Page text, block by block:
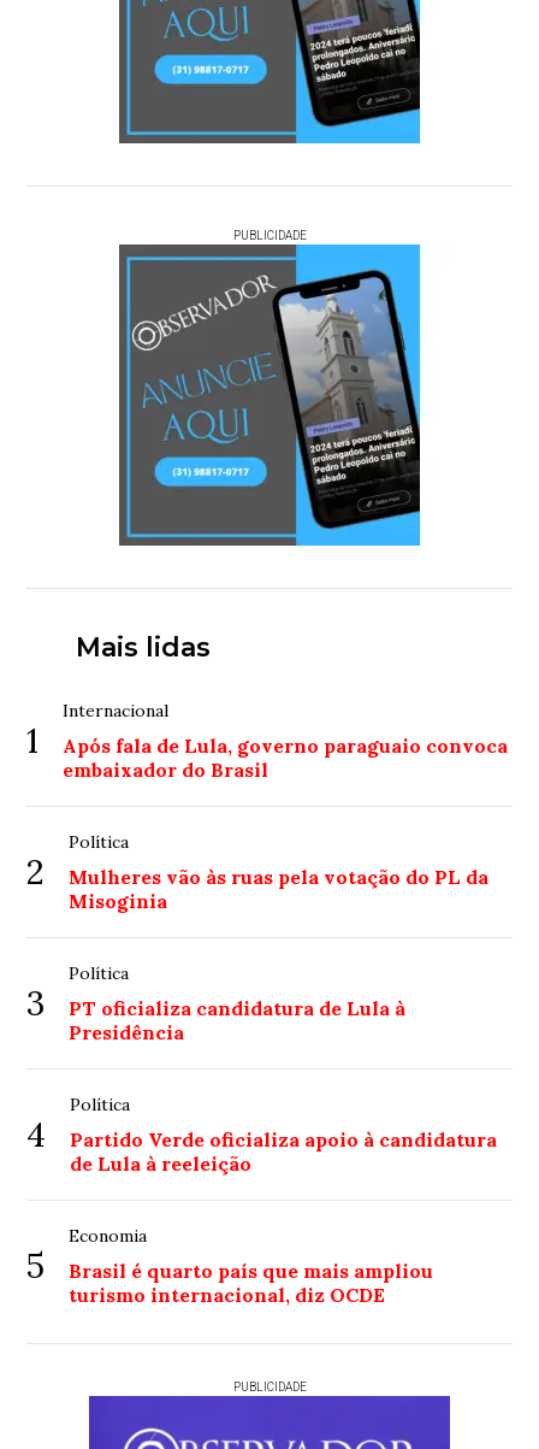
PUBLICIDADE
Mais lidas
1
Internacional
Após fala de Lula, governo paraguaio convoca
embaixador do Brasil
2
Política
Mulheres vão às ruas pela votação do PL da
Misoginia
3
Política
PT oficializa candidatura de Lula à
Presidência
4
Política
Partido Verde oficializa apoio à candidatura
de Lula à reeleição
5
Economia
Brasil é quarto país que mais ampliou
turismo internacional, diz OCDE
PUBLICIDADE